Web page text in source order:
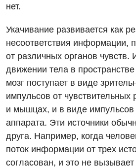
Программа лояльности
Отзывы
Видео
Рентгенография
УЗИ
Эндоскопическое отделение
Для взрослых
Акушерство и гинекология
Аллергология, иммунология
Андрология
Декларирование
Национальный скрининг здоровья 40+
Украинский
Русский
нет.
Укачивание развивается как
несоответствия информации,
от различных органов
движении тела в
мозг поступает в виде
импульсов от чувствительных
и мышцах, и в виде импульсов
аппарата. Эти источники
друга. Например, когда
поток информации от трех
согласован, и это не